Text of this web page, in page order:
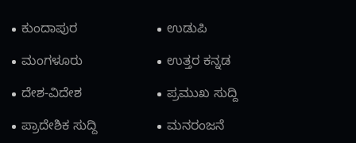
ಕುಂದಾಪುರ
ಉಡುಪಿ
ಮಂಗಳೂರು
ಉತ್ತರ ಕನ್ನಡ
ದೇಶ-ವಿದೇಶ
ಪ್ರಮುಖ ಸುದ್ದಿ
ಪ್ರಾದೇಶಿಕ ಸುದ್ದಿ
ಮನರಂಜನೆ